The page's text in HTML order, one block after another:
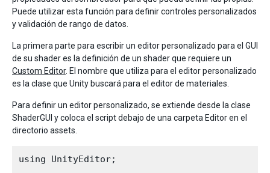
Puede utilizar esta función para definir controles personalizados
y validación de rango de datos.
La primera parte para escribir un editor personalizado para el GUI
de su shader es la definición de un shader que requiere un
Custom Editor. El nombre que utiliza para el editor personalizado
es la clase que Unity buscará para el editor de materiales.
Para definir un editor personalizado, se extiende desde la clase
ShaderGUI y coloca el script debajo de una carpeta Editor en el
directorio assets.
using UnityEditor;